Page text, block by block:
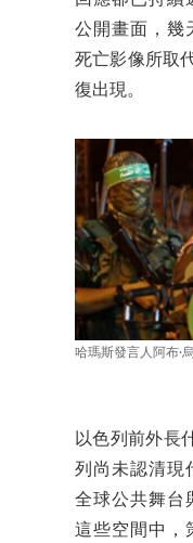
公開畫面，幾
死亡影像所取
復出現。
哈瑪斯發言人阿布·
以色列前外長
列尚未認清現
全球公共舞台
這些空間中，